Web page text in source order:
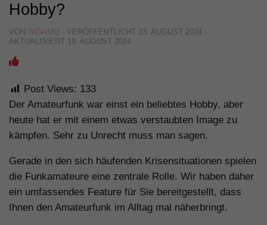
Hobby?
VON IW3AMQ · VERÖFFENTLICHT 23. AUGUST 2024 ·
AKTUALISIERT 19. AUGUST 2024
Post Views: 133
Der Amateurfunk war einst ein beliebtes Hobby, aber
heute hat er mit einem etwas verstaubten Image zu
kämpfen. Sehr zu Unrecht muss man sagen.
Gerade in den sich häufenden Krisensituationen spielen
die Funkamateure eine zentrale Rolle. Wir haben daher
ein umfassendes Feature für Sie bereitgestellt, dass
Ihnen den Amateurfunk im Alltag mal näherbringt.